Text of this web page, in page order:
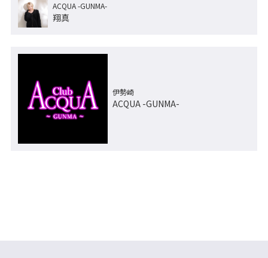
ACQUA -GUNMA-
翔真
伊勢崎
ACQUA -GUNMA-